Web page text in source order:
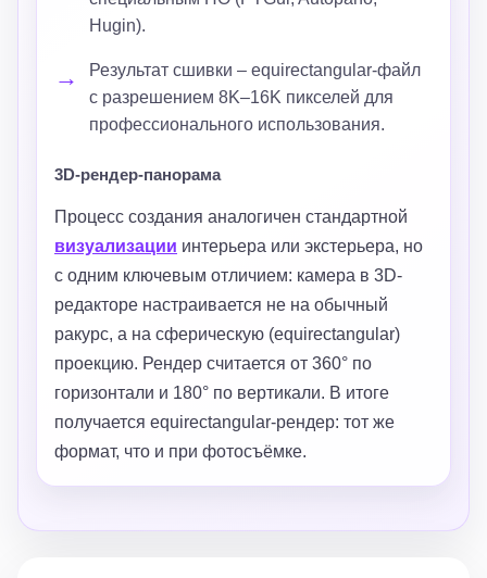
Hugin).
Результат сшивки – equirectangular-файл
с разрешением 8K–16K пикселей для
профессионального использования.
3D-рендер-панорама
Процесс создания аналогичен стандартной
визуализации интерьера или экстерьера, но
с одним ключевым отличием: камера в 3D-
редакторе настраивается не на обычный
ракурс, а на сферическую (equirectangular)
проекцию. Рендер считается от 360° по
горизонтали и 180° по вертикали. В итоге
получается equirectangular-рендер: тот же
формат, что и при фотосъёмке.